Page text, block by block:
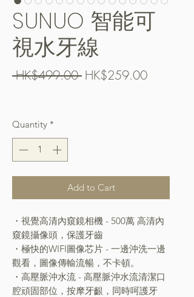
SUNUO 智能可
視水牙線
HK$499.00 Regular
HK$259.00Sale
Quantity *
Add to Cart
・視覺高清內窺鏡相機 - 500萬 高清內
窺鏡攝像頭，保護牙齒
・極快的WIFI圖像芯片 - 一邊沖洗一邊
觀看，圖像傳輸流暢，不卡頓。
・高壓脈沖水流 - 高壓脈沖水流清潔口
腔頑固部位，按摩牙齦，同時呵護牙